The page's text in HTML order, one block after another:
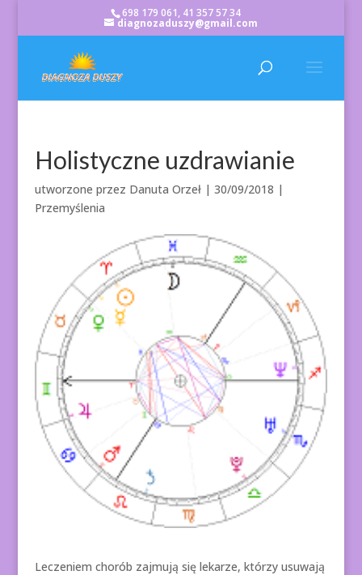
698 179 061, 41 357 57 34
diagnozaduszy@gmail.com
Holistyczne uzdrawianie
utworzone przez Danuta Orzeł| 30/09/2018 |
Przemyślenia
Leczeniem chorób zajmują się lekarze, którzy usuwają